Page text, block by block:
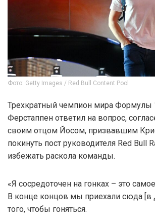
Фото: Getty Images / Red Bull Content Pool
Трехкратный чемпион мира Формулы
Ферстаппен ответил на вопрос,
своим отцом Йосом, призвавшим
покинуть пост руководителя Red Bull
избежать раскола команды.
«Я сосредоточен на гонках – это
В конце концов мы приехали сюда
того, чтобы гоняться.